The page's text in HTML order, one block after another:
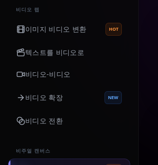
비디오 랩
이미지 비디오 변환 HOT
텍스트를 비디오로
비디오-비디오
비디오 확장 NEW
비디오 전환
비주얼 캔버스